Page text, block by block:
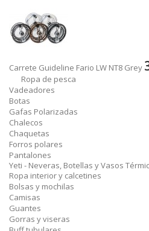
Carrete Guideline Fario LW NT8 Grey
Ropa de pesca
Vadeadores
Botas
Gafas Polarizadas
Chalecos
Chaquetas
Forros polares
Pantalones
Yeti - Neveras, Botellas y Vasos
Ropa interior y calcetines
Bolsas y mochilas
Camisas
Guantes
Gorras y viseras